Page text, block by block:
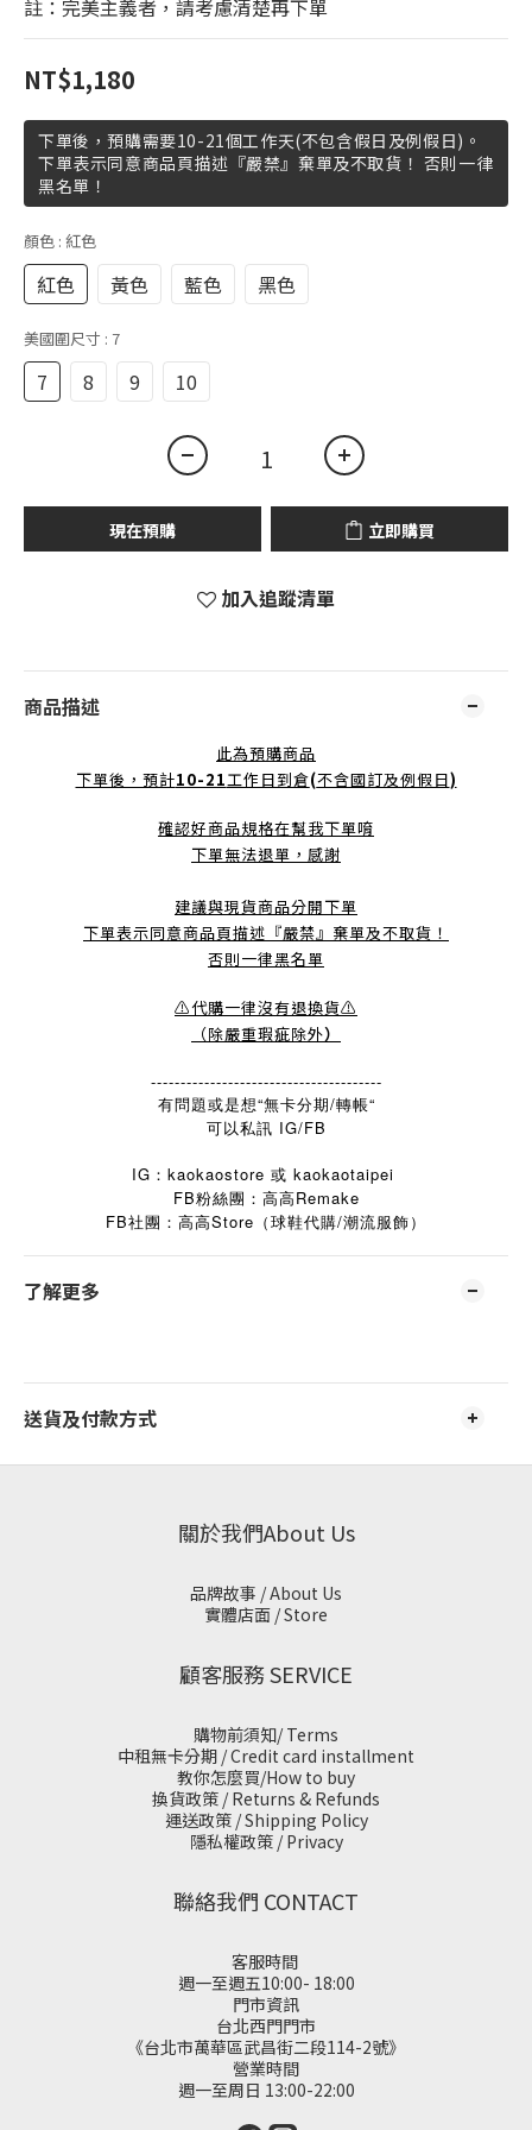
註：完美主義者，請考慮清楚再下單
NT$1,180
下單後，預購需要10-21個工作天(不包含假日及例假日)。
下單表示同意商品頁描述『嚴禁』棄單及不取貨！ 否則一律
黑名單！
顏色 : 紅色
紅色 黃色 藍色 黑色
美國圍尺寸 : 7
7 8 9 10
現在預購 立即購買
加入追蹤清單
商品描述
此為預購商品
下單後，預計10-21工作日到倉(不含國訂及例假日)
確認好商品規格在幫我下單唷
下單無法退單，感謝
建議與現貨商品分開下單
下單表示同意商品頁描述『嚴禁』棄單及不取貨！
否則一律黑名單
⚠️代購一律沒有退換貨⚠️
（除嚴重瑕疵除外）
---------------------------------------
有問題或是想“無卡分期/轉帳“
可以私訊 IG/FB
IG：kaokaostore 或 kaokaotaipei
FB粉絲團：高高Remake
FB社團：高高Store （球鞋代購/潮流服飾）
了解更多
送貨及付款方式
關於我們About Us
品牌故事 / About Us
實體店面 / Store
顧客服務 SERVICE
購物前須知/ Terms
中租無卡分期 / Credit card installment
教你怎麼買/How to buy
換貨政策 / Returns & Refunds
運送政策 / Shipping Policy
隱私權政策 / Privacy
聯絡我們 CONTACT
客服時間
週一至週五10:00- 18:00
門市資訊
台北西門門市
《台北市萬華區武昌街二段114-2號》
營業時間
週一至周日 13:00-22:00